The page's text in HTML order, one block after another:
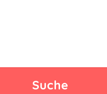
Suche